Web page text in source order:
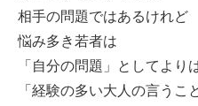
相手の問題ではあるけれど
悩み多き若者は
「自分の問題」としてより
「経験の多い大人の言うこ